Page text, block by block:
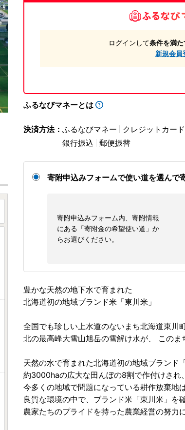
ログインして条件を満
新規会員
ふるなびマネーとは
決済方法： ふるなびマネー
クレジットカード
銀行振込
郵便振替
寄附申込みフォームで使い道を選んで
寄附申込みフォーム内、寄附情報
にある「寄附金の希望使い道」か
らお選びください。
豊かな天然の地下水で育まれた
北海道初の地域ブランド米「東川米」
全国でも珍しい上水道のないまち北海道東川
北の最高峰大雪山旭岳の雪解け水が、 この
天然の水で育まれた北海道初の地域ブランド
約3000haの広大な田んぼの8割で作付けさ
今多くの地域で問題になっている耕作放棄地
良質な環境の中で、ブランド米「東川米」を
農家たちのプライドを持った農業経営の努力